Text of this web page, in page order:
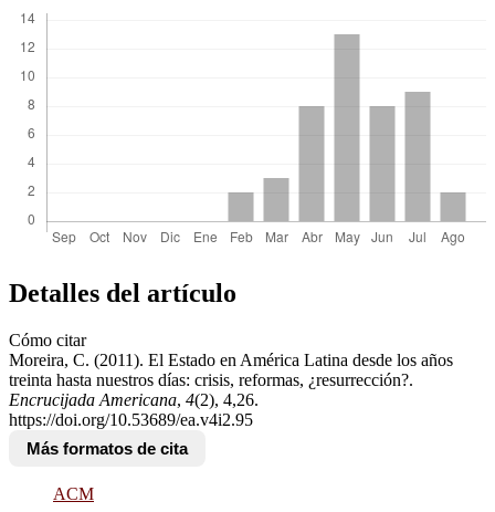
Detalles del artículo
Cómo citar
Moreira, C. (2011). El Estado en América Latina desde los años
treinta hasta nuestros días: crisis, reformas, ¿resurrección?.
Encrucijada Americana, 4(2), 4,26.
https://doi.org/10.53689/ea.v4i2.95
Más formatos de cita
ACM